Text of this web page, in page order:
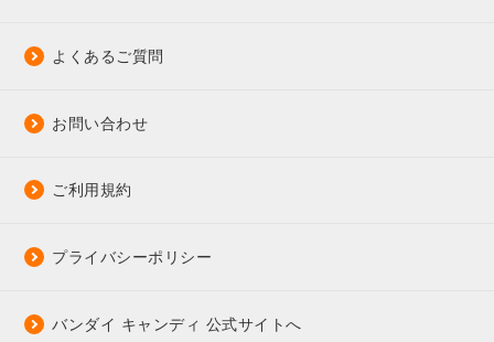
よくあるご質問
お問い合わせ
ご利用規約
プライバシーポリシー
バンダイ キャンディ 公式サイトへ